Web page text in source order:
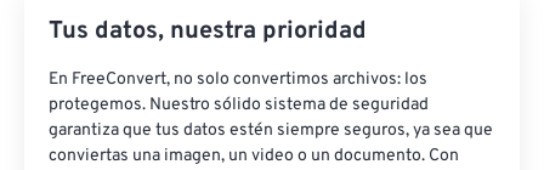
Tus datos, nuestra prioridad
En FreeConvert, no solo convertimos archivos: los
protegemos. Nuestro sólido sistema de seguridad
garantiza que tus datos estén siempre seguros, ya sea que
conviertas una imagen, un video o un documento. Con